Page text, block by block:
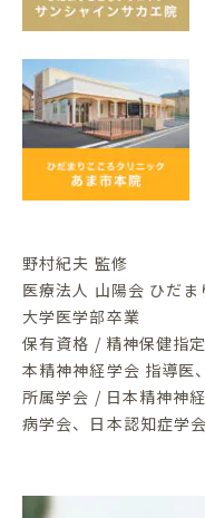
野村紀夫 監修
医療法人 山陽会 ひだ
大学医学部卒業
保有資格 / 精神保健指
本精神神経学会 指導医
所属学会 / 日本精神神
病学会、日本認知症学